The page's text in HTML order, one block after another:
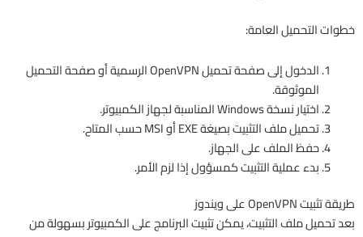
خطوات التحميل العامة:
الدخول إلى صفحة تحميل OpenVPN الرسمية أو صفحة التحميل
الموثوقة.
اختيار نسخة Windows المناسبة لجهاز الكمبيوتر.
تحميل ملف التثبيت بصيغة EXE أو MSI حسب المتاح.
حفظ الملف على الجهاز.
بدء عملية التثبيت كمسؤول إذا لزم الأمر.
طريقة تثبيت OpenVPN على ويندوز
بعد تحميل ملف التثبيت، يمكن تثبيت البرنامج على الكمبيوتر بسهولة من